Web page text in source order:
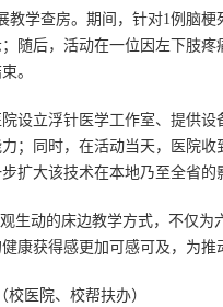
学查房。期间，针对1例脑
随后，活动在一位因左下肢
。
设立浮针医学工作室、提供
；同时，在活动当天，医院
扩大该技术在本地乃至全省的
生动的床边教学方式，不仅
康获得感更加可感可及，为推
（校医院、校帮扶办）